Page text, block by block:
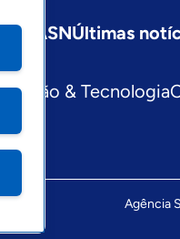
a ASNÚltimas
& Tecnologia
Agência